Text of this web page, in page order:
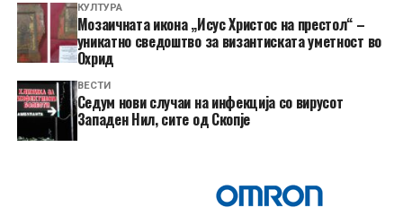
КУЛТУРА
Мозаичната икона „Исус Христос на престол“ –
уникатно сведоштво за византиската уметност во
Охрид
ВЕСТИ
Седум нови случаи на инфекција со вирусот
Западен Нил, сите од Скопје